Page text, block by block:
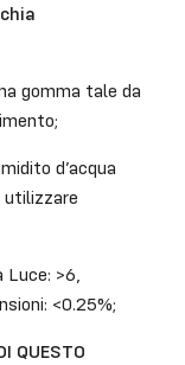
gomma tale da
d’acqua
>6,
<0.25%;
QUESTO